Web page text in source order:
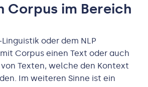
Corpus im Bereich
oder dem NLP
Corpus einen Text oder auch
Texten, welche den Kontext
Im weiteren Sinne ist ein